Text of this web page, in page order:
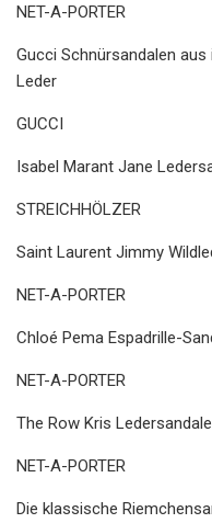
NET-A-PORTER
Gucci Schnürsandalen
Leder
GUCCI
Isabel Marant Jane
STREICHHÖLZER
Saint Laurent Jimmy
NET-A-PORTER
Chloé Pema Espadrille-
NET-A-PORTER
The Row Kris
NET-A-PORTER
Die klassische